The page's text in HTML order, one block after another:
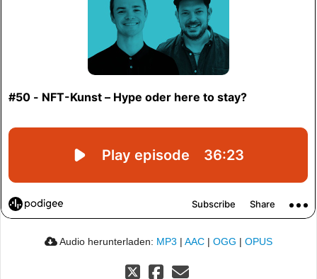
Audio herunterladen: MP3 | AAC | OGG | OPUS